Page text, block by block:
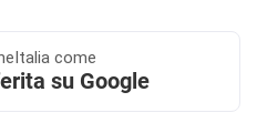
come
su Google